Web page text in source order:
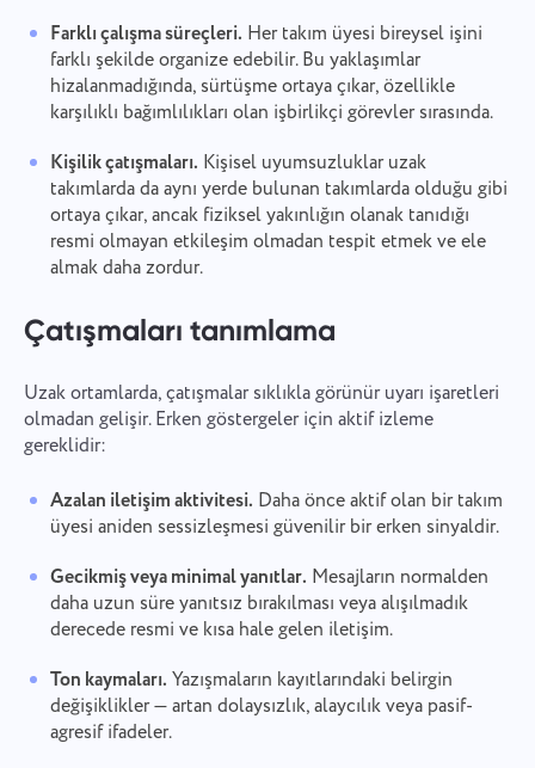
Farklı çalışma süreçleri. Her takım üyesi bireysel işini
farklı şekilde organize edebilir. Bu yaklaşımlar
hizalanmadığında, sürtüşme ortaya çıkar, özellikle
karşılıklı bağımlılıkları olan işbirlikçi görevler sırasında.
Kişilik çatışmaları. Kişisel uyumsuzluklar uzak
takımlarda da aynı yerde bulunan takımlarda olduğu gibi
ortaya çıkar, ancak fiziksel yakınlığın olanak tanıdığı
resmi olmayan etkileşim olmadan tespit etmek ve ele
almak daha zordur.
Çatışmaları tanımlama
Uzak ortamlarda, çatışmalar sıklıkla görünür uyarı işaretleri
olmadan gelişir. Erken göstergeler için aktif izleme
gereklidir:
Azalan iletişim aktivitesi. Daha önce aktif olan bir takım
üyesi aniden sessizleşmesi güvenilir bir erken sinyaldir.
Gecikmiş veya minimal yanıtlar. Mesajların normalden
daha uzun süre yanıtsız bırakılması veya alışılmadık
derecede resmi ve kısa hale gelen iletişim.
Ton kaymaları. Yazışmaların kayıtlarındaki belirgin
değişiklikler — artan dolaysızlık, alaycılık veya pasif-
agresif ifadeler.